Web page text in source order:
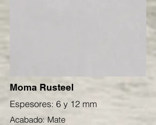
Moma Rusteel
Espesores: 6 y 12 mm
Acabado: Mate